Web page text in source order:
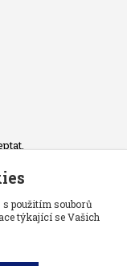
s použitím souborů
týkající se Vašich